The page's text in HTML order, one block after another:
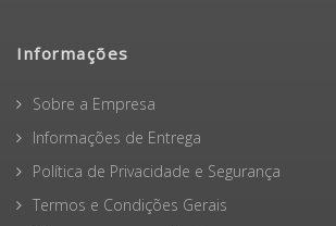
Informações
Sobre a Empresa
Informações de Entrega
Política de Privacidade e Segurança
Termos e Condições Gerais